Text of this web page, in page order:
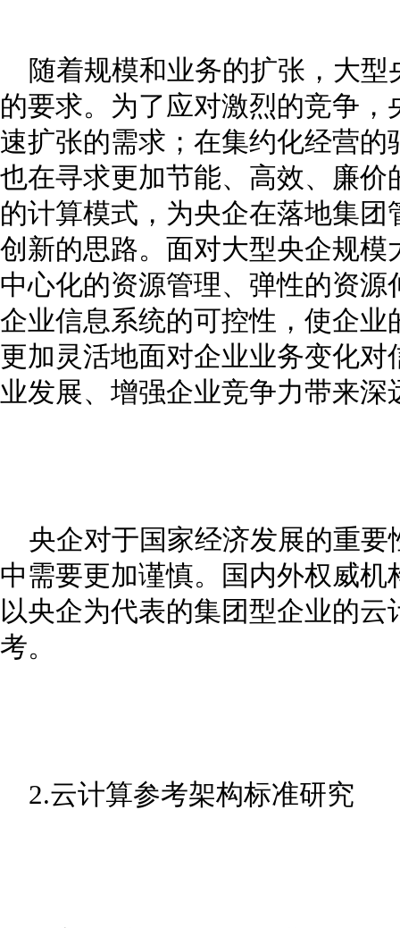
随着规模和业务的扩张，大型
的要求。为了应对激烈的竞争
速扩张的需求；在集约化经营
也在寻求更加节能、高效、廉
的计算模式，为央企在落地集
创新的思路。面对大型央企规
中心化的资源管理、弹性的资
企业信息系统的可控性，使企
更加灵活地面对企业业务变化
业发展、增强企业竞争力带来深
央企对于国家经济发展的重要
中需要更加谨慎。国内外权威
以央企为代表的集团型企业的
考。
2.云计算参考架构标准研究